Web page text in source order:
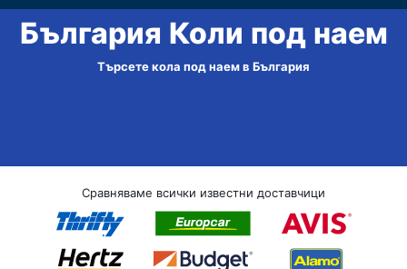
България Коли под наем
Търсете кола под наем в България
Сравняваме всички известни доставчици